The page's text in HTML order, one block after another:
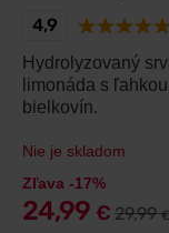
4,9
Hydrolyzovaný
limonáda s
bielkovín.
Nie je skladom
Zľava -17%
24,99 € 29,99